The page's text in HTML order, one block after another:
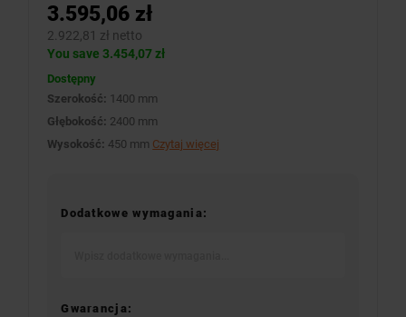
3.595,06 zł
2.922,81 zł netto
You save 3.454,07 zł
Dostępny
Szerokość: 1400 mm
Głębokość: 2400 mm
Wysokość: 450 mm Czytaj więcej
Dodatkowe wymagania:
Gwarancja: